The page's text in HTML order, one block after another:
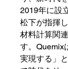
2019年に設
松下が指揮
材料計算関
す。Quemix
実現する」